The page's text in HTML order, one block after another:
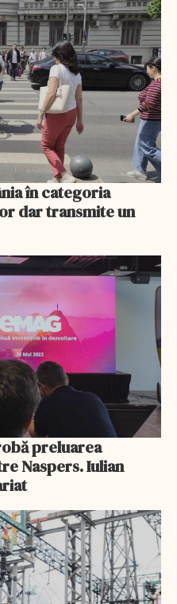
în categoria
dar transmite un
preluarea
Naspers. Iulian